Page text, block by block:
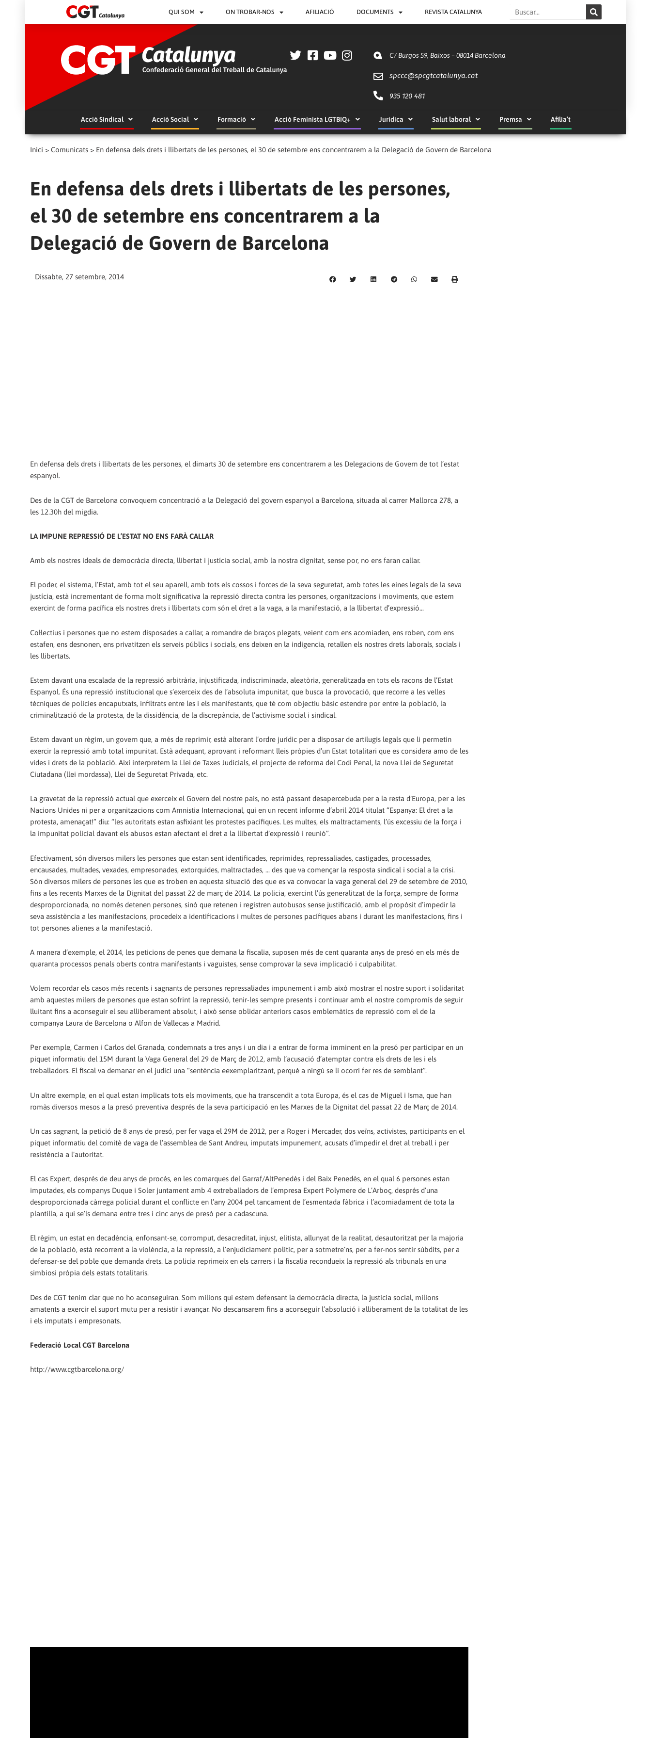
QUI SOM ON TROBAR-NOS AFILIACIÓ DOCUMENTS REVISTA CATALUNYA Search
C/ Burgos 59, Baixos – 08014 Barcelona
spccc@spcgtcatalunya.cat
935 120 481
Acció Sindical Acció Social Formació Acció Feminista LGTBIQ+ Jurídica Salut laboral Premsa Afilia’t
Inici > Comunicats > En defensa dels drets i llibertats de les persones, el 30 de setembre ens concentrarem a la Delegació de Govern de Barcelona
En defensa dels drets i llibertats de les persones,
el 30 de setembre ens concentrarem a la
Delegació de Govern de Barcelona
Dissabte, 27 setembre, 2014
En defensa dels drets i llibertats de les persones, el dimarts 30 de setembre ens concentrarem a les Delegacions de Govern de tot l’estat
espanyol.
Des de la CGT de Barcelona convoquem concentració a la Delegació del govern espanyol a Barcelona, situada al carrer Mallorca 278, a
les 12.30h del migdia.
LA IMPUNE REPRESSIÓ DE L’ESTAT NO ENS FARÀ CALLAR
Amb els nostres ideals de democràcia directa, llibertat i justícia social, amb la nostra dignitat, sense por, no ens faran callar.
El poder, el sistema, l’Estat, amb tot el seu aparell, amb tots els cossos i forces de la seva seguretat, amb totes les eines legals de la seva
justícia, està incrementant de forma molt significativa la repressió directa contra les persones, organitzacions i moviments, que estem
exercint de forma pacífica els nostres drets i llibertats com són el dret a la vaga, a la manifestació, a la llibertat d’expressió...
Col·lectius i persones que no estem disposades a callar, a romandre de braços plegats, veient com ens acomiaden, ens roben, com ens
estafen, ens desnonen, ens privatitzen els serveis públics i socials, ens deixen en la indigencia, retallen els nostres drets laborals, socials i
les llibertats.
Estem davant una escalada de la repressió arbitrària, injustificada, indiscriminada, aleatòria, generalitzada en tots els racons de l’Estat
Espanyol. És una repressió institucional que s’exerceix des de l’absoluta impunitat, que busca la provocació, que recorre a les velles
tècniques de policies encaputxats, infiltrats entre les i els manifestants, que té com objectiu bàsic estendre por entre la població, la
criminalització de la protesta, de la dissidència, de la discrepància, de l’activisme social i sindical.
Estem davant un règim, un govern que, a més de reprimir, està alterant l’ordre jurídic per a disposar de artilugis legals que li permetin
exercir la repressió amb total impunitat. Està adequant, aprovant i reformant lleis pròpies d’un Estat totalitari que es considera amo de les
vides i drets de la població. Així interpretem la Llei de Taxes Judicials, el projecte de reforma del Codi Penal, la nova Llei de Seguretat
Ciutadana (llei mordassa), Llei de Seguretat Privada, etc.
La gravetat de la repressió actual que exerceix el Govern del nostre país, no està passant desapercebuda per a la resta d’Europa, per a les
Nacions Unides ni per a organitzacions com Amnistia Internacional, qui en un recent informe d’abril 2014 titulat “Espanya: El dret a la
protesta, amenaçat!” diu: “les autoritats estan asfixiant les protestes pacífiques. Les multes, els maltractaments, l’ús excessiu de la força i
la impunitat policial davant els abusos estan afectant el dret a la llibertat d’expressió i reunió”.
Efectivament, són diversos milers les persones que estan sent identificades, reprimides, repressaliades, castigades, processades,
encausades, multades, vexades, empresonades, extorquides, maltractades, ... des que va començar la resposta sindical i social a la crisi.
Són diversos milers de persones les que es troben en aquesta situació des que es va convocar la vaga general del 29 de setembre de 2010,
fins a les recents Marxes de la Dignitat del passat 22 de març de 2014. La policia, exercint l’ús generalitzat de la força, sempre de forma
desproporcionada, no només detenen persones, sinó que retenen i registren autobusos sense justificació, amb el propòsit d’impedir la
seva assistència a les manifestacions, procedeix a identificacions i multes de persones pacífiques abans i durant les manifestacions, fins i
tot persones alienes a la manifestació.
A manera d’exemple, el 2014, les peticions de penes que demana la fiscalia, suposen més de cent quaranta anys de presó en els més de
quaranta processos penals oberts contra manifestants i vaguistes, sense comprovar la seva implicació i culpabilitat.
Volem recordar els casos més recents i sagnants de persones repressaliades impunement i amb això mostrar el nostre suport i solidaritat
amb aquestes milers de persones que estan sofrint la repressió, tenir-les sempre presents i continuar amb el nostre compromís de seguir
lluitant fins a aconseguir el seu alliberament absolut, i això sense oblidar anteriors casos emblemàtics de repressió com el de la
companya Laura de Barcelona o Alfon de Vallecas a Madrid.
Per exemple, Carmen i Carlos del Granada, condemnats a tres anys i un dia i a entrar de forma imminent en la presó per participar en un
piquet informatiu del 15M durant la Vaga General del 29 de Març de 2012, amb l’acusació d’atemptar contra els drets de les i els
treballadors. El fiscal va demanar en el judici una “sentència eexemplaritzant, perquè a ningú se li ocorri fer res de semblant”.
Un altre exemple, en el qual estan implicats tots els moviments, que ha transcendit a tota Europa, és el cas de Miguel i Isma, que han
romàs diversos mesos a la presó preventiva després de la seva participació en les Marxes de la Dignitat del passat 22 de Març de 2014.
Un cas sagnant, la petició de 8 anys de presó, per fer vaga el 29M de 2012, per a Roger i Mercader, dos veïns, activistes, participants en el
piquet informatiu del comitè de vaga de l’assemblea de Sant Andreu, imputats impunement, acusats d’impedir el dret al treball i per
resistència a l’autoritat.
El cas Expert, després de deu anys de procés, en les comarques del Garraf/AltPenedès i del Baix Penedès, en el qual 6 persones estan
imputades, els companys Duque i Soler juntament amb 4 extreballadors de l’empresa Expert Polymere de L’Arboç, després d’una
desproporcionada càrrega policial durant el conflicte en l’any 2004 pel tancament de l’esmentada fàbrica i l’acomiadament de tota la
plantilla, a qui se’ls demana entre tres i cinc anys de presó per a cadascuna.
El règim, un estat en decadència, enfonsant-se, corromput, desacreditat, injust, elitista, allunyat de la realitat, desautoritzat per la majoria
de la població, està recorrent a la violència, a la repressió, a l’enjudiciament polític, per a sotmetre’ns, per a fer-nos sentir súbdits, per a
defensar-se del poble que demanda drets. La policia reprimeix en els carrers i la fiscalia recondueix la repressió als tribunals en una
simbiosi pròpia dels estats totalitaris.
Des de CGT tenim clar que no ho aconseguiran. Som milions qui estem defensant la democràcia directa, la justícia social, milions
amatents a exercir el suport mutu per a resistir i avançar. No descansarem fins a aconseguir l’absolució i alliberament de la totalitat de les
i els imputats i empresonats.
Federació Local CGT Barcelona
http://www.cgtbarcelona.org/